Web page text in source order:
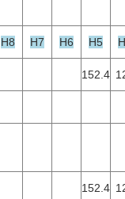
H8
H9
H10
H11